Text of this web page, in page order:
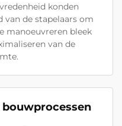
konden
van de stapelaars om
manoeuvreren bleek
van de